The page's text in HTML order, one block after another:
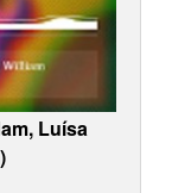
Luísa